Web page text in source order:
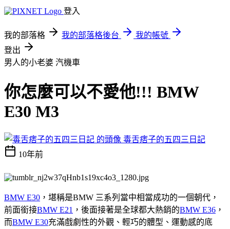
登入
我的部落格 我的部落格後台
我的帳號
登出
男人的小老婆 汽機車
你怎麼可以不愛他!!! BMW
E30 M3
毒舌痞子的五四三日記
10年前
BMW E30 ，堪稱是BMW 三系列當中相當成功的一個朝代，
前面銜接BMW E21 ，後面接著是全球都大熱銷的BMW E36 ，
而BMW E30充滿戲劇性的外觀、輕巧的體型、運動感的底